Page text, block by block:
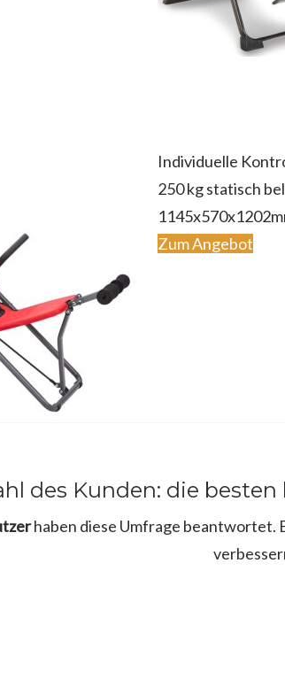
Individuelle
250 kg statisch
Zum Angebot
des Kunden: die
haben diese Umfrage beantwortet.